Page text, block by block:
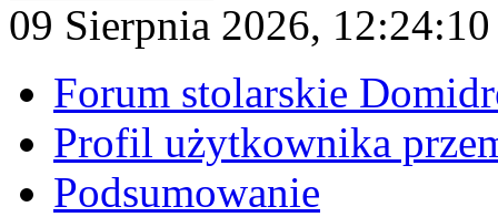
09 Sierpnia 2026,
Forum stolarskie
Profil użytkownika
Podsumowanie